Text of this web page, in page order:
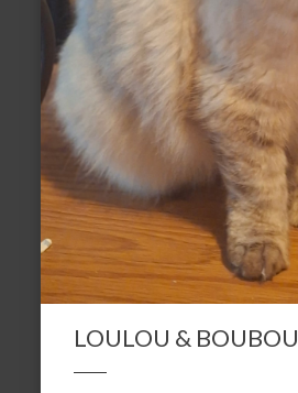
LOULOU & BOUBOU